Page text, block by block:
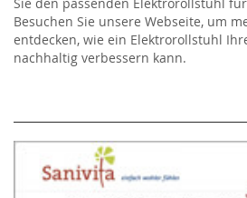
Besuchen Sie unsere Webseite, um
entdecken, wie ein Elektrorollstuhl
nachhaltig verbessern kann.